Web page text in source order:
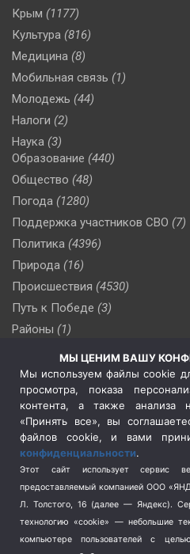
Крым (1177)
Культура (816)
Медицина (8)
Мобильная связь (1)
Молодежь (44)
Налоги (2)
Наука (3)
Образование (440)
Общество (48)
Погода (1280)
Поддержка участников СВО (7)
Политика (4396)
Природа (16)
Происшествия (4530)
Путь к Победе (3)
Районы (1)
(510)
Сельское хозяйство (3)
Социальная политика
(3)
Спецоперация в Украине
Спецоперация на Украине
(404)
Спорт (740)
Терроризм (1)
Транспорт (262)
Туризм (178)
МЫ ЦЕНИМ ВАШУ
Мы используем файлы cookie
просмотра, показа
контента, а также анализа
«Принять все», вы
файлов cookie, и вами
конфиденциальности.
Этот сайт использует сервис
предоставляемый компанией ООО
Л. Толстого, 16 (далее — Яндекс).
технологию «cookie» — небольшие
компьютере пользователей с